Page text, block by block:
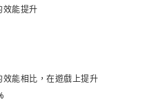
能提升
能相比，在遊戲上提升